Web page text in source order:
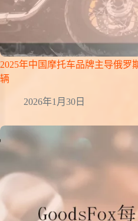
2025年中国摩托车品牌主导俄罗
辆
2026年1月30日